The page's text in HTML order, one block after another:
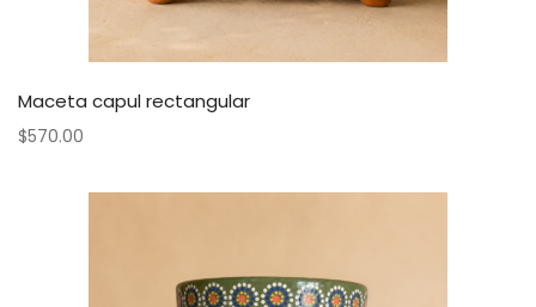
Maceta capul rectangular
$570.00